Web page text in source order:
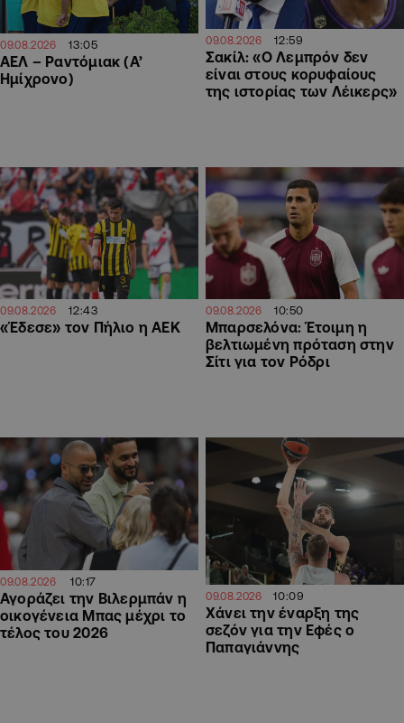
09.08.2026 13:05
ΑΕΛ – Ραντόμιακ (Α’
Ημίχρονο)
09.08.2026 12:59
Σακίλ: «Ο Λεμπρόν δεν
είναι στους κορυφαίους
της ιστορίας των Λέικερς»
09.08.2026 12:43
«Έδεσε» τον Πήλιο η ΑΕΚ
09.08.2026 10:50
Μπαρσελόνα: Έτοιμη η
βελτιωμένη πρόταση στην
Σίτι για τον Ρόδρι
09.08.2026 10:17
Αγοράζει την Βιλερμπάν η
οικογένεια Μπας μέχρι το
τέλος του 2026
09.08.2026 10:09
Χάνει την έναρξη της
σεζόν για την Εφές ο
Παπαγιάννης